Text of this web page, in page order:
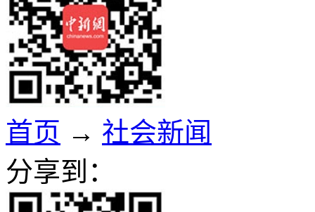
首页 → 社会新闻
分享到：